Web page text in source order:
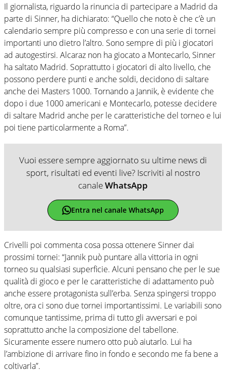
Il giornalista, riguardo la rinuncia di partecipare a Madrid da
parte di Sinner, ha dichiarato: “Quello che noto è che c’è un
calendario sempre più compresso e con una serie di tornei
importanti uno dietro l’altro. Sono sempre di più i giocatori
ad autogestirsi. Alcaraz non ha giocato a Montecarlo, Sinner
ha saltato Madrid. Soprattutto i giocatori di alto livello, che
possono perdere punti e anche soldi, decidono di saltare
anche dei Masters 1000. Tornando a Jannik, è evidente che
dopo i due 1000 americani e Montecarlo, potesse decidere
di saltare Madrid anche per le caratteristiche del torneo e lui
poi tiene particolarmente a Roma”.
Vuoi essere sempre aggiornato su ultime news di
sport, risultati ed eventi live? Iscriviti al nostro
canaleWhatsApp
Entra nel canale WhatsApp
Crivelli poi commenta cosa possa ottenere Sinner dai
prossimi tornei: “Jannik può puntare alla vittoria in ogni
torneo su qualsiasi superficie. Alcuni pensano che per le sue
qualità di gioco e per le caratteristiche di adattamento può
anche essere protagonista sull’erba. Senza spingersi troppo
oltre, ora ci sono due tornei importantissimi. Le variabili sono
comunque tantissime, prima di tutto gli avversari e poi
soprattutto anche la composizione del tabellone.
Sicuramente essere numero otto può aiutarlo. Lui ha
l’ambizione di arrivare fino in fondo e secondo me fa bene a
coltivarla”.